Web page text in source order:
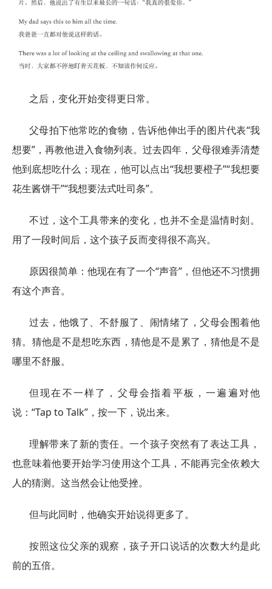
之后，变化开始变得更日常。
父母拍下他常吃的食物，告诉他伸出手的图片代表“我
想要”，再教他进入食物列表。过去四年，父母很难弄清楚
他到底想吃什么；现在，他可以点出“我想要橙子”“我想要
花生酱饼干”“我想要法式吐司条”。
不过，这个工具带来的变化，也并不全是温情时刻。
用了一段时间后，这个孩子反而变得很不高兴。
原因很简单：他现在有了一个“声音”，但他还不习惯拥
有这个声音。
过去，他饿了、不舒服了、闹情绪了，父母会围着他
猜。猜他是不是想吃东西，猜他是不是累了，猜他是不是
哪里不舒服。
但现在不一样了，父母会指着平板，一遍遍对他
说：“Tap to Talk”，按一下，说出来。
理解带来了新的责任。一个孩子突然有了表达工具，
也意味着他要开始学习使用这个工具，不能再完全依赖大
人的猜测。这当然会让他受挫。
但与此同时，他确实开始说得更多了。
按照这位父亲的观察，孩子开口说话的次数大约是此
前的五倍。